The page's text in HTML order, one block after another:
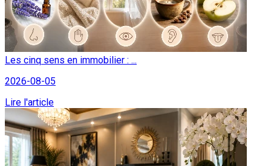
Les cinq sens en immobilier : ...
2026-08-05
Lire l'article